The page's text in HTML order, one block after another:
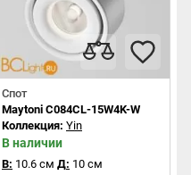
Спот
Maytoni C084CL-15W4K-W
Коллекция: Yin
В наличии
В: 10.6 см Д: 10 см